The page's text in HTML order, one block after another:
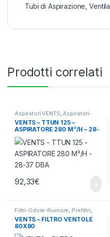
Tubi di Aspirazione ,
Prodotti correlati
Aspiratori VENTS,Aspiratori-
Ventilatori ,Ventilazione - Aria
VENTS – TTUN 125 –
ASPIRATORE 280 M³/H – 28-
37 DBA
92,33€
Filtri-Odore-Rumore Prefiltri
VENTS – FILTRO VENTOLE
80X80